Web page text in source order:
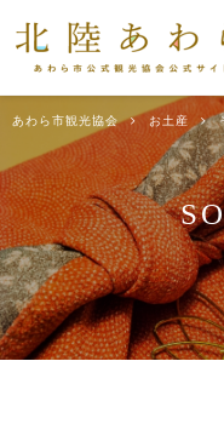
あわら市観光協会 お土産